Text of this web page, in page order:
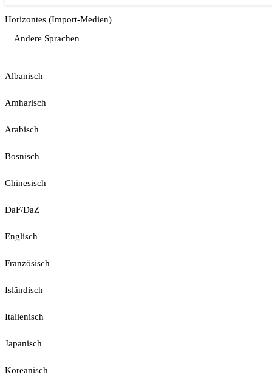
Horizontes (Import-Medien)
Andere Sprachen
Albanisch
Amharisch
Arabisch
Bosnisch
Chinesisch
DaF/DaZ
Englisch
Französisch
Isländisch
Italienisch
Japanisch
Koreanisch